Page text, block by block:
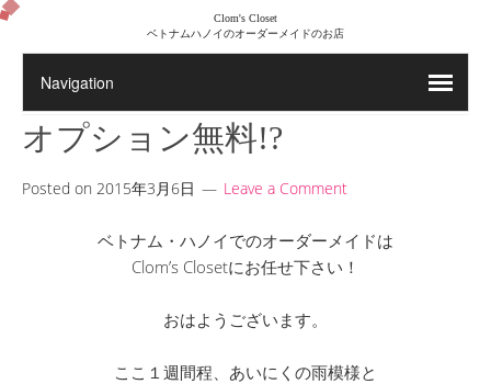
Clom's Closet
ベトナムハノイのオーダーメイドのお店
オプション無料!?
Posted on 2015年3月6日 Leave a Comment
ベトナム・ハノイでのオーダーメイドは
Clom’s Closetにお任せ下さい！
おはようございます。
ここ１週間程、あいにくの雨模様と